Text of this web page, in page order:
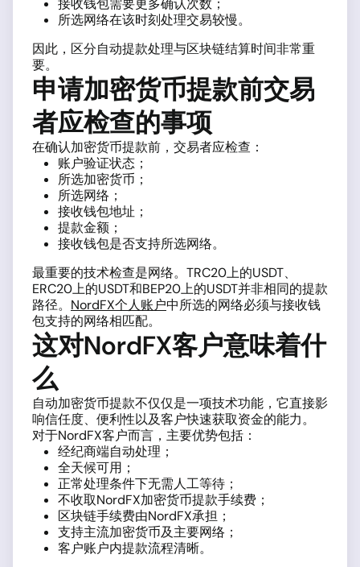
所选网络在该时刻处理交易较慢。
因此，区分自动提款处理与区块链结算时间非常重
要。
申请加密货币提款前交易
者应检查的事项
在确认加密货币提款前，交易者应检查：
账户验证状态；
所选加密货币；
所选网络；
接收钱包地址；
提款金额；
接收钱包是否支持所选网络。
最重要的技术检查是网络。TRC20上的USDT、
ERC20上的USDT和BEP20上的USDT并非相同的提款
路径。 NordFX个人账户中所选的网络必须与接收钱
包支持的网络相匹配。
这对NordFX客户意味着什
么
自动加密货币提款不仅仅是一项技术功能，它直接影
响信任度、便利性以及客户快速获取资金的能力。
对于NordFX客户而言，主要优势包括：
经纪商端自动处理；
全天候可用；
正常处理条件下无需人工等待；
不收取NordFX加密货币提款手续费；
区块链手续费由NordFX承担；
支持主流加密货币及主要网络；
客户账户内提款流程清晰。